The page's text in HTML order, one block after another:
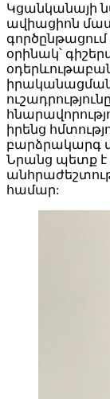
Կցանկանայի
ավիացիոն
օրինակ՝
իրենց
բարձրակարգ
Նրանց պետք է
համար: